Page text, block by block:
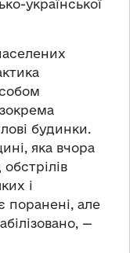
української
будинки.
яка вчора
і
поранені, але
—